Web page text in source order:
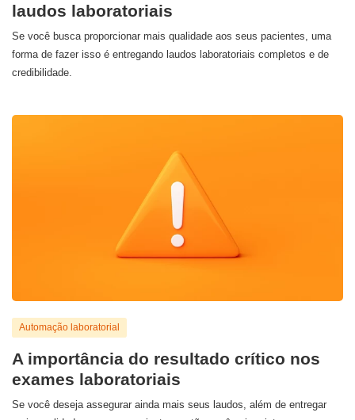
laudos laboratoriais
Se você busca proporcionar mais qualidade aos seus pacientes, uma
forma de fazer isso é entregando laudos laboratoriais completos e de
credibilidade.
Automação laboratorial
A importância do resultado crítico nos
exames laboratoriais
Se você deseja assegurar ainda mais seus laudos, além de entregar